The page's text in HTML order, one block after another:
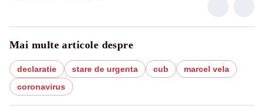
Mai multe articole despre
declaratie stare de urgenta cub
marcel vela
coronavirus